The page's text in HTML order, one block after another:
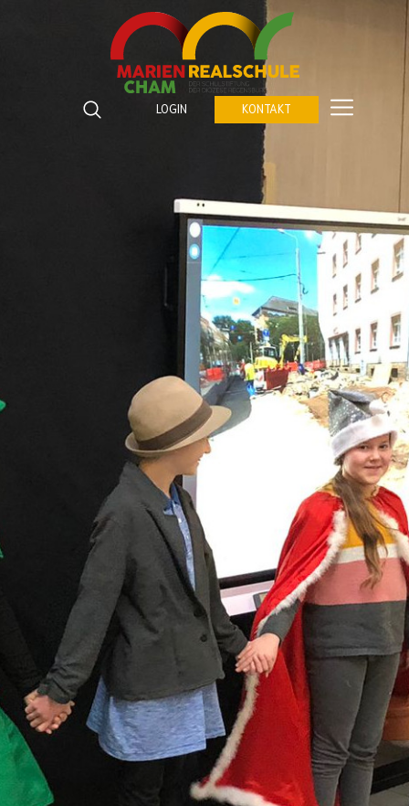
LOGIN KONTAKT
Suchbegriffe
SUCHEN
Marienrealschule Cham
Katzberger Straße 5
Cham
09971 843672 459
verwaltung@marienrealschule-cham.de